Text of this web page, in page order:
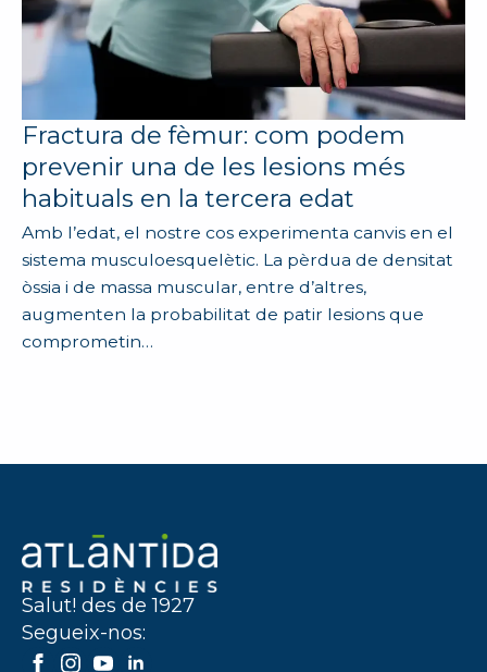
Fractura de fèmur: com podem
prevenir una de les lesions més
habituals en la tercera edat
Amb l’edat, el nostre cos experimenta canvis en el
sistema musculoesquelètic. La pèrdua de densitat
òssia i de massa muscular, entre d’altres,
augmenten la probabilitat de patir lesions que
comprometin…
Salut! des de 1927
Segueix-nos: